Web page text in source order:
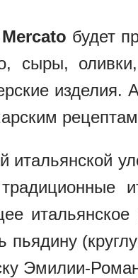
Mercato будет
сыры,
изделия.
итальянской
пьядину
Эмилии-